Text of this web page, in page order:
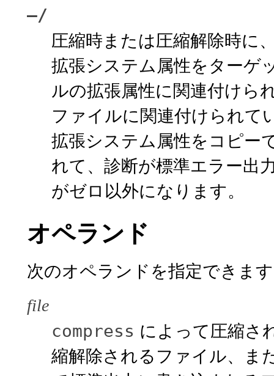
–/
圧縮時または圧縮解除時に
拡張システム属性をターゲ
ルの拡張属性に関連付けら
ファイルに関連付けられて
拡張システム属性をコピー
れて、診断が標準エラー出
がゼロ以外になります。
オペランド
次のオペランドを指定できま
file
compress によって圧縮さ
縮解除されるファイル、ま